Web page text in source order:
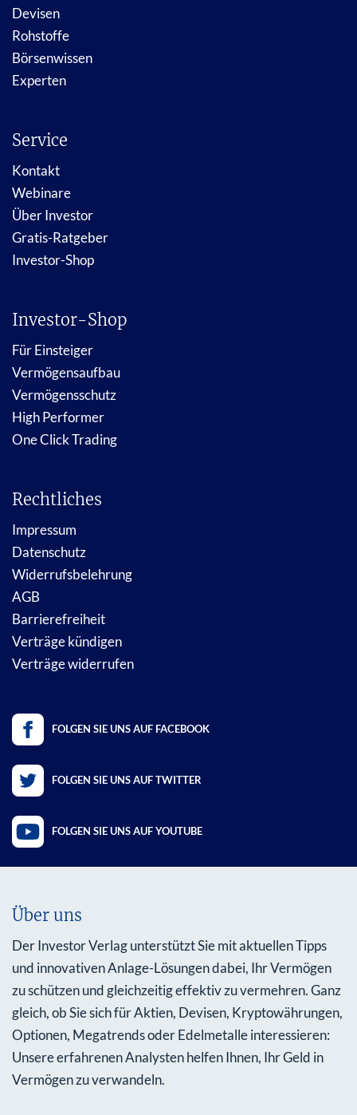
Devisen
Rohstoffe
Börsenwissen
Experten
Service
Kontakt
Webinare
Über Investor
Gratis-Ratgeber
Investor-Shop
Investor-Shop
Für Einsteiger
Vermögensaufbau
Vermögensschutz
High Performer
One Click Trading
Rechtliches
Impressum
Datenschutz
Widerrufsbelehrung
AGB
Barrierefreiheit
Verträge kündigen
Verträge widerrufen
FOLGEN SIE UNS AUF FACEBOOK
FOLGEN SIE UNS AUF TWITTER
FOLGEN SIE UNS AUF YOUTUBE
Über uns
Der Investor Verlag unterstützt Sie mit aktuellen Tipps
und innovativen Anlage-Lösungen dabei, Ihr Vermögen
zu schützen und gleichzeitig effektiv zu vermehren. Ganz
gleich, ob Sie sich für Aktien, Devisen, Kryptowährungen,
Optionen, Megatrends oder Edelmetalle interessieren:
Unsere erfahrenen Analysten helfen Ihnen, Ihr Geld in
Vermögen zu verwandeln.